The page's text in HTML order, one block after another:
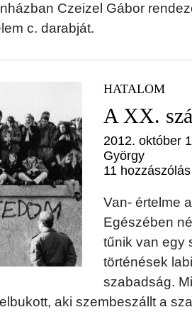
Czeizel Gábor
c. darabját.
HATALOM
A XX.
2012. október
György
11 hozzászólás
Van- értelme
Egészében
tűnik van egy
történések
szabadság.
aki szembeszállt a